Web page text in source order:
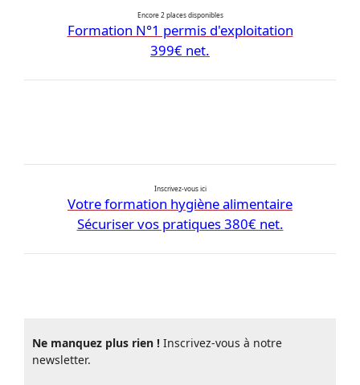
Encore 2 places disponibles
Formation N°1 permis d'exploitation
399€ net.
Inscrivez-vous ici
Votre formation hygiène alimentaire
Sécuriser vos pratiques 380€ net.
Ne manquez plus rien ! Inscrivez-vous à notre
newsletter.